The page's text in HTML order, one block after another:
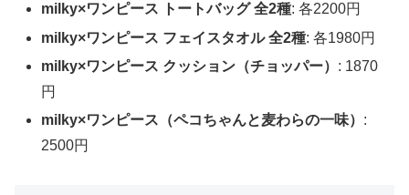
milky×ワンピース トートバッグ 全2種: 各2200円
milky×ワンピース フェイスタオル 全2種: 各1980円
milky×ワンピース クッション（チョッパー） : 1870
円
milky×ワンピース（ペコちゃんと麦わらの一味） :
2500円